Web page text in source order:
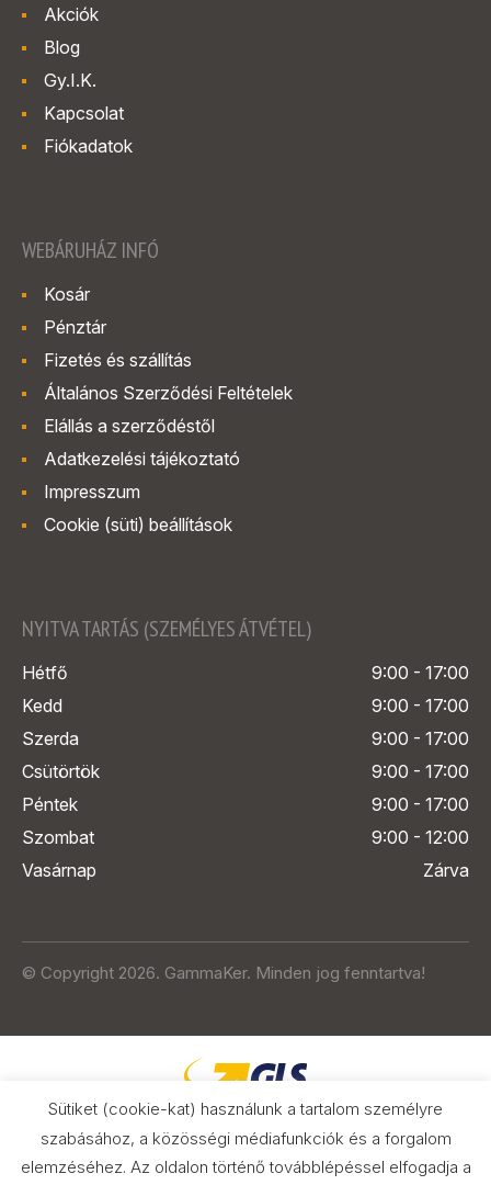
Akciók
Blog
Gy.I.K.
Kapcsolat
Fiókadatok
WEBÁRUHÁZ INFÓ
Kosár
Pénztár
Fizetés és szállítás
Általános Szerződési Feltételek
Elállás a szerződéstől
Adatkezelési tájékoztató
Impresszum
Cookie (süti) beállítások
NYITVA TARTÁS (SZEMÉLYES ÁTVÉTEL)
Hétfő
9:00 - 17:00
Kedd
9:00 - 17:00
Szerda
9:00 - 17:00
Csütörtök
9:00 - 17:00
Péntek
9:00 - 17:00
Szombat
9:00 - 12:00
Vasárnap
Zárva
© Copyright 2026. GammaKer. Minden jog fenntartva!
Árak és paraméterek összehasonlítása
Sütiket (cookie-kat) használunk a tartalom személyre
szabásához, a közösségi médiafunkciók és a forgalom
elemzéséhez. Az oldalon történő továbblépéssel elfogadja a